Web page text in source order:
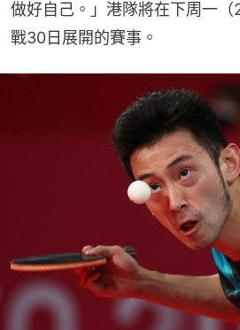
做好自己。」港隊將在下周一
戰30日展開的賽事。